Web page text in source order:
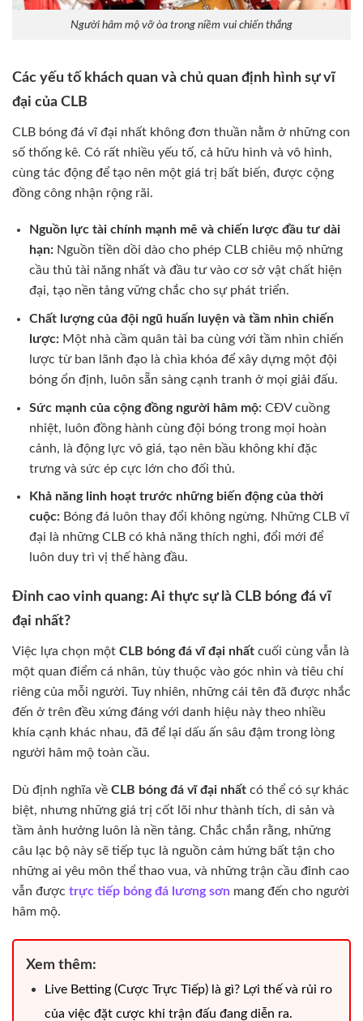
Người hâm mộ vỡ òa trong niềm vui chiến thắng
Các yếu tố khách quan và chủ quan định hình sự vĩ
đại của CLB
CLB bóng đá vĩ đại nhất không đơn thuần nằm ở những con
số thống kê. Có rất nhiều yếu tố, cả hữu hình và vô hình,
cùng tác động để tạo nên một giá trị bất biến, được cộng
đồng công nhận rộng rãi.
Nguồn lực tài chính mạnh mẽ và chiến lược đầu tư dài
hạn:Nguồn tiền dồi dào cho phép CLB chiêu mộ những
cầu thủ tài năng nhất và đầu tư vào cơ sở vật chất hiện
đại, tạo nền tảng vững chắc cho sự phát triển.
Chất lượng của đội ngũ huấn luyện và tầm nhìn chiến
lược:Một nhà cầm quân tài ba cùng với tầm nhìn chiến
lược từ ban lãnh đạo là chìa khóa để xây dựng một đội
bóng ổn định, luôn sẵn sàng cạnh tranh ở mọi giải đấu.
Sức mạnh của cộng đồng người hâm mộ:CĐV cuồng
nhiệt, luôn đồng hành cùng đội bóng trong mọi hoàn
cảnh, là động lực vô giá, tạo nên bầu không khí đặc
trưng và sức ép cực lớn cho đối thủ.
Khả năng linh hoạt trước những biến động của thời
cuộc:Bóng đá luôn thay đổi không ngừng. Những CLB vĩ
đại là những CLB có khả năng thích nghi, đổi mới để
luôn duy trì vị thế hàng đầu.
Đỉnh cao vinh quang: Ai thực sự là CLB bóng đá vĩ
đại nhất?
Việc lựa chọn một CLB bóng đá vĩ đại nhất cuối cùng vẫn là
một quan điểm cá nhân, tùy thuộc vào góc nhìn và tiêu chí
riêng của mỗi người. Tuy nhiên, những cái tên đã được nhắc
đến ở trên đều xứng đáng với danh hiệu này theo nhiều
khía cạnh khác nhau, đã để lại dấu ấn sâu đậm trong lòng
người hâm mộ toàn cầu.
Dù định nghĩa về CLB bóng đá vĩ đại nhất có thể có sự khác
biệt, nhưng những giá trị cốt lõi như thành tích, di sản và
tầm ảnh hưởng luôn là nền tảng. Chắc chắn rằng, những
câu lạc bộ này sẽ tiếp tục là nguồn cảm hứng bất tận cho
những ai yêu môn thể thao vua, và những trận cầu đỉnh cao
vẫn được trực tiếp bóng đá lương sơn mang đến cho người
hâm mộ.
Xem thêm:
Live Betting (Cược Trực Tiếp) là gì? Lợi thế và rủi ro
của việc đặt cược khi trận đấu đang diễn ra.